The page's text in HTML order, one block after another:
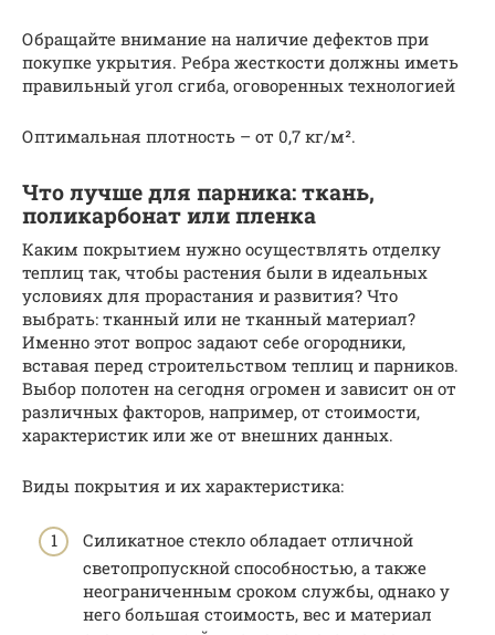
Обращайте внимание на наличие дефектов при
покупке укрытия. Ребра жесткости должны иметь
правильный угол сгиба, оговоренных технологией
Оптимальная плотность – от 0,7 кг/м².
Что лучше для парника: ткань,
поликарбонат или пленка
Каким покрытием нужно осуществлять отделку
теплиц так, чтобы растения были в идеальных
условиях для прорастания и развития? Что
выбрать: тканный или не тканный материал?
Именно этот вопрос задают себе огородники,
вставая перед строительством теплиц и парников.
Выбор полотен на сегодня огромен и зависит он от
различных факторов, например, от стоимости,
характеристик или же от внешних данных.
Виды покрытия и их характеристика:
Силикатное стекло обладает отличной
светопропускной способностью, а также
неограниченным сроком службы, однако у
него большая стоимость, вес и материал